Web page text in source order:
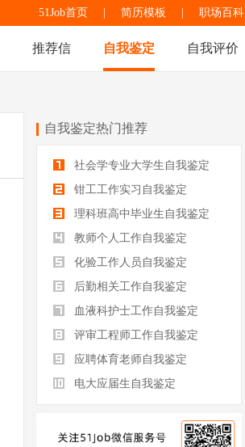
51Job首页 简历模板 职场百科
推荐信 自我鉴定 自我评价
自我鉴定热门推荐
社会学专业大学生自我鉴定
钳工工作实习自我鉴定
理科班高中毕业生自我鉴定
教师个人工作自我鉴定
化验工作人员自我鉴定
后勤相关工作自我鉴定
血液科护士工作自我鉴定
评审工程师工作自我鉴定
应聘体育老师自我鉴定
电大应届生自我鉴定